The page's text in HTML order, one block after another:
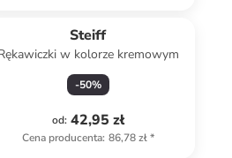
Steiff
w kolorze kremowym
-50%
od: 42,95 zł
Cena producenta: 86,78 zł*